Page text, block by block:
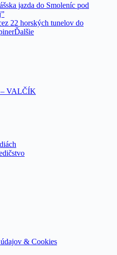
jazda do Smoleníc pod
22 horských tunelov do
Ďalšie
VALČÍK
& Cookies